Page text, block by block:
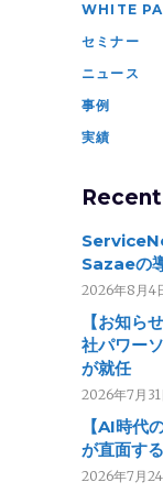
WHITE
セミナー
ニュース
事例
実績
Sazaeの
2026年8月4
【お知ら
社パワー
が就任
2026年7月31
【AI時代
が直面す
2026年7月